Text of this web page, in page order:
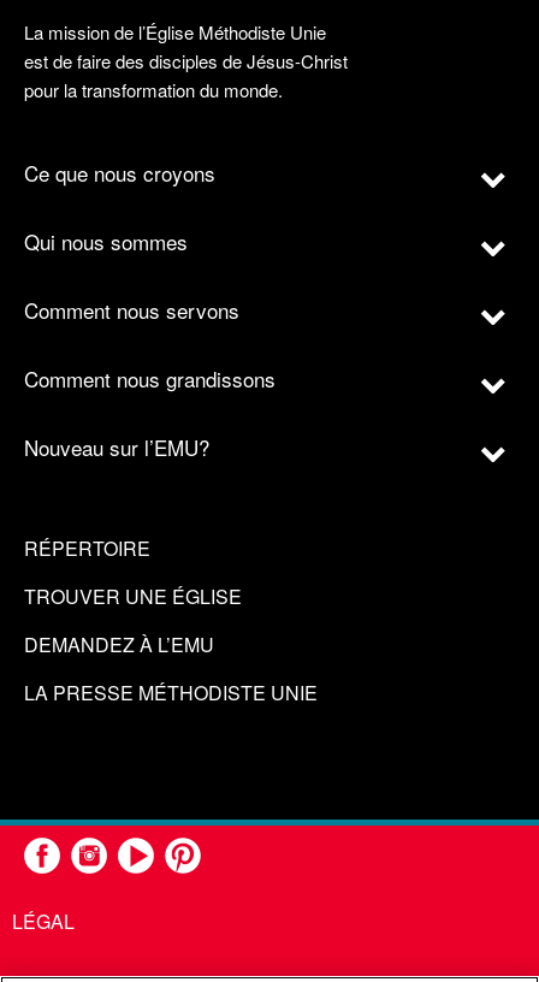
La mission de l’Église Méthodiste Unie
est de faire des disciples de Jésus-Christ
pour la transformation du monde.
Ce que nous croyons
Qui nous sommes
Comment nous servons
Comment nous grandissons
Nouveau sur l’EMU?
RÉPERTOIRE
TROUVER UNE ÉGLISE
DEMANDEZ À L’EMU
LA PRESSE MÉTHODISTE UNIE
LÉGAL